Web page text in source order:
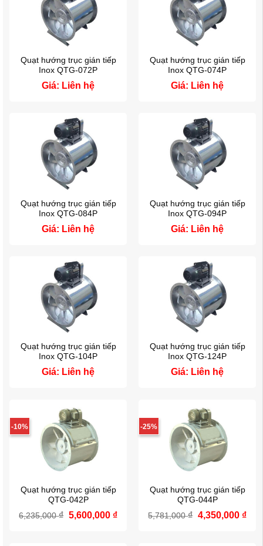
Quạt hướng trục gián tiếp
Inox QTG-072P
Giá: Liên hệ
Quạt hướng trục gián tiếp
Inox QTG-074P
Giá: Liên hệ
Quạt hướng trục gián tiếp
Inox QTG-084P
Giá: Liên hệ
Quạt hướng trục gián tiếp
Inox QTG-094P
Giá: Liên hệ
Quạt hướng trục gián tiếp
Inox QTG-104P
Giá: Liên hệ
Quạt hướng trục gián tiếp
Inox QTG-124P
Giá: Liên hệ
-10%
Quạt hướng trục gián tiếp
QTG-042P
6,235,000₫ Giá
5,600,000 ₫Giá
-25%
Quạt hướng trục gián tiếp
QTG-044P
5,781,000₫ Giá
4,350,000 ₫Giá